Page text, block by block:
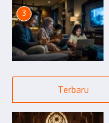
3
Terbaru